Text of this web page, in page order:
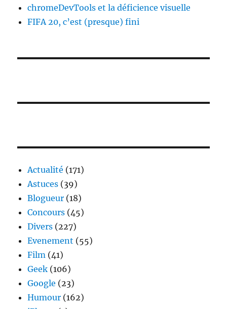
chromeDevTools et la déficience visuelle
FIFA 20, c’est (presque) fini
Actualité (171)
Astuces (39)
Blogueur (18)
Concours (45)
Divers (227)
Evenement (55)
Film (41)
Geek (106)
Google (23)
Humour (162)